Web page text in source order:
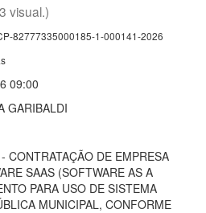
visual.)
82777335000185-1-000141-2026
09:00
GARIBALDI
CONTRATAÇÃO DE EMPRESA
SAAS (SOFTWARE AS A
PARA USO DE SISTEMA
MUNICIPAL, CONFORME